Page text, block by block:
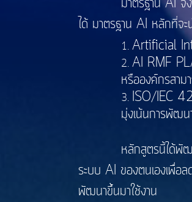
ได้ มาตรฐาน AI หลักที่จ
Artificial
AI RMF
หรือองค์กรสาม
ISO/IEC
มุ่งเน้นการพัฒ
หลักสูตรนี้ได้พัฒนาขึ้น
ระบบ AI ของตนเองเพื่อ
พัฒนาขึ้นมาใช้งาน